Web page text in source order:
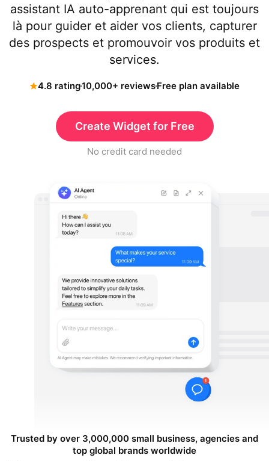
assistant IA auto-apprenant qui est toujours
là pour guider et aider vos clients, capturer
des prospects et promouvoir vos produits et
services.
4.8 rating10,000+ reviewsFree plan available
Create Widget for Free
No credit card needed
Trusted by over 3,000,000 small business, agencies and
top global brands worldwide